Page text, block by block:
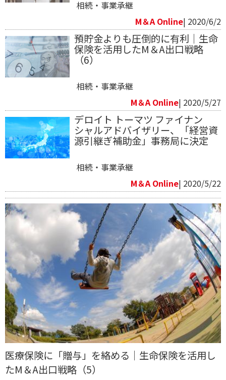
相続・事業承継
M＆A Online| 2020/6/2
預貯金よりも圧倒的に有利｜生命
保険を活用したM＆A出口戦略
（6）
相続・事業承継
M＆A Online| 2020/5/27
デロイト トーマツ ファイナン
シャルアドバイザリー、「経営資
源引継ぎ補助金」事務局に決定
相続・事業承継
M＆A Online| 2020/5/22
医療保険に「贈与」を絡める｜生命保険を活用し
たM＆A出口戦略（5）